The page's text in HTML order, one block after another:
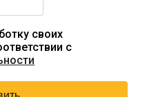
своих
с